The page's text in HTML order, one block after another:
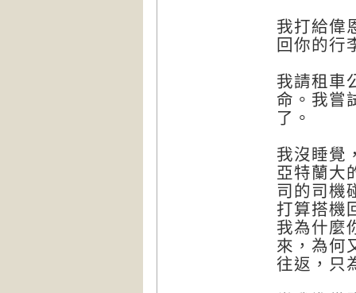
我打給偉
回你的行
我請租車
命。我嘗
了。
我沒睡覺
亞特蘭大
司的司機
打算搭機
我為什麼
來，為何
往返，只